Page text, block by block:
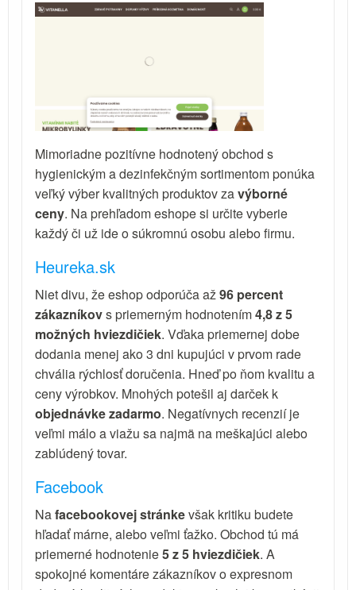
Mimoriadne pozitívne hodnotený obchod s
hygienickým a dezinfekčným sortimentom ponúka
veľký výber kvalitných produktov zavýborné
ceny. Na prehľadom eshope si určite vyberie
každý či už ide o súkromnú osobu alebo firmu.
Heureka.sk
Niet divu, že eshop odporúča až96 percent
zákazníkovs priemerným hodnotením4,8 z 5
možných hviezdičiek. Vďaka priemernej dobe
dodania menej ako 3 dni kupujúci v prvom rade
chvália rýchlosť doručenia. Hneď po ňom kvalitu a
ceny výrobkov. Mnohých potešil aj darček k
objednávke zadarmo. Negatívnych recenzií je
veľmi málo a viažu sa najmä na meškajúci alebo
zablúdený tovar.
Facebook
Nafacebookovej stránkevšak kritiku budete
hľadať márne, alebo veľmi ťažko. Obchod tú má
priemerné hodnotenie5 z 5 hviezdičiek. A
spokojné komentáre zákazníkov o expresnom